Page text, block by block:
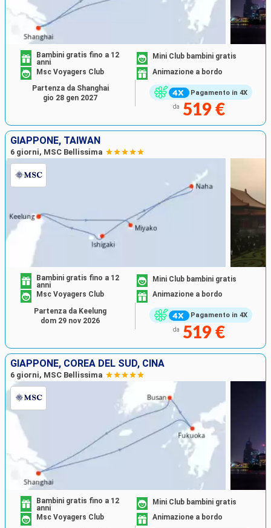
Pagamento in 4X
Bambini gratis fino a 12
anni
Mini Club bambini gratis
Msc Voyagers Club
Animazione a bordo
da 519 €
Partenza da Shanghai
gio 28 gen 2027
GIAPPONE, TAIWAN
6 giorni, MSC Bellissima
Pagamento in 4X
Bambini gratis fino a 12
anni
Mini Club bambini gratis
Msc Voyagers Club
Animazione a bordo
da 519 €
Partenza da Keelung
dom 29 nov 2026
GIAPPONE, COREA DEL SUD, CINA
6 giorni, MSC Bellissima
Bambini gratis fino a 12
anni
Mini Club bambini gratis
Msc Voyagers Club
Animazione a bordo